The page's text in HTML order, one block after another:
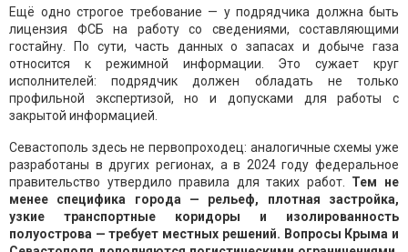
Ещё одно строгое требование — у подрядчика должна быть
лицензия ФСБ на работу со сведениями, составляющими
гостайну. По сути, часть данных о запасах и добыче газа
относится к режимной информации. Это сужает круг
исполнителей: подрядчик должен обладать не только
профильной экспертизой, но и допусками для работы с
закрытой информацией.
Севастополь здесь не первопроходец: аналогичные схемы уже
разработаны в других регионах, а в 2024 году федеральное
правительство утвердило правила для таких работ. Тем не
менее специфика города — рельеф, плотная застройка,
узкие транспортные коридоры и изолированность
полуострова — требует местных решений. Вопросы Крыма и